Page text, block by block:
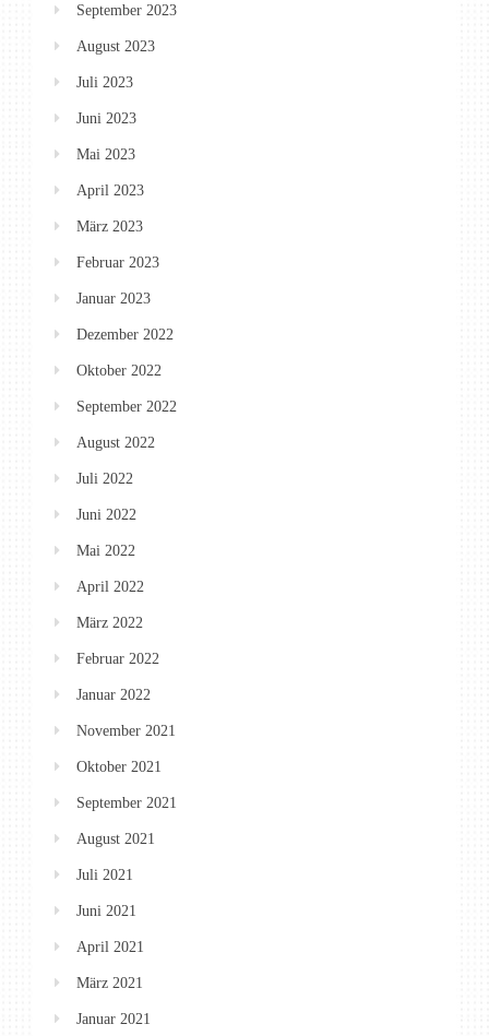
September 2023
August 2023
Juli 2023
Juni 2023
Mai 2023
April 2023
März 2023
Februar 2023
Januar 2023
Dezember 2022
Oktober 2022
September 2022
August 2022
Juli 2022
Juni 2022
Mai 2022
April 2022
März 2022
Februar 2022
Januar 2022
November 2021
Oktober 2021
September 2021
August 2021
Juli 2021
Juni 2021
April 2021
März 2021
Januar 2021